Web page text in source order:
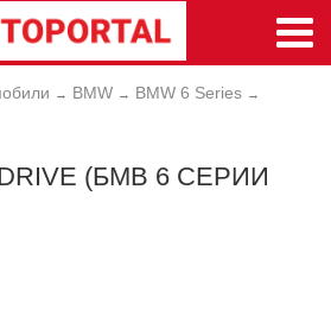
→ BMW → BMW 6 Series →
(БМВ 6 СЕРИИ